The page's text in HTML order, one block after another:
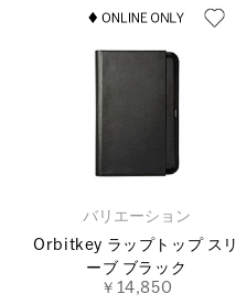
バリエーション
Orbitkey ラップトップ スリ
ーブ ブラック
￥14,850